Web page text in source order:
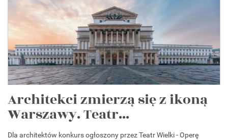
Architekci zmierzą się z ikoną
Warszawy. Teatr...
Dla architektów konkurs ogłoszony przez Teatr Wielki - Operę